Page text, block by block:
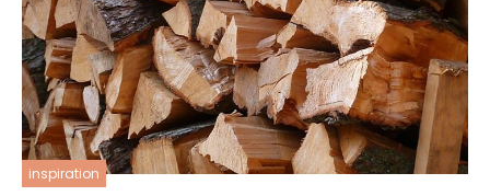
inspiration